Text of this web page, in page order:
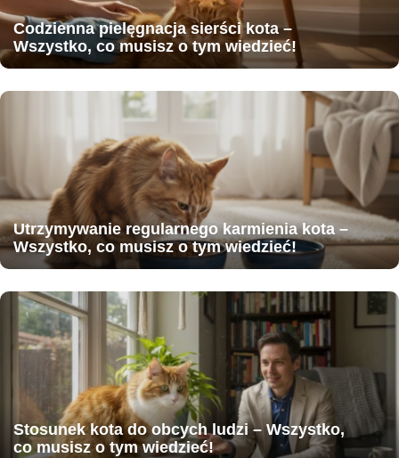
Codzienna pielęgnacja sierści kota –
Wszystko, co musisz o tym wiedzieć!
Utrzymywanie regularnego karmienia kota –
Wszystko, co musisz o tym wiedzieć!
Stosunek kota do obcych ludzi – Wszystko,
co musisz o tym wiedzieć!